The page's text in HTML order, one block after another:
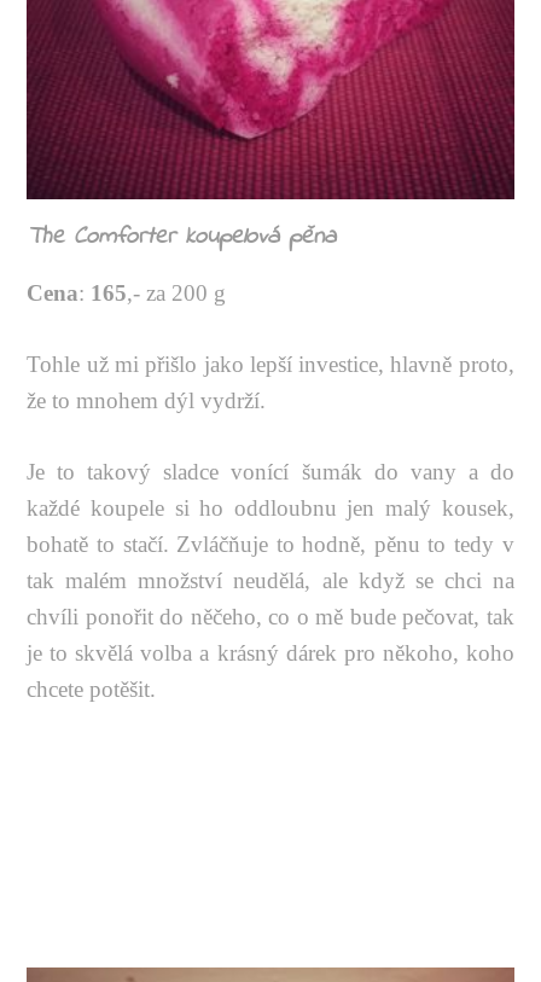
The Comforter koupelová pěna
Cena: 165,- za 200 g
Tohle už mi přišlo jako lepší investice, hlavně proto,
že to mnohem dýl vydrží.
Je to takový sladce vonící šumák do vany a do
každé koupele si ho oddloubnu jen malý kousek,
bohatě to stačí. Zvláčňuje to hodně, pěnu to tedy v
tak malém množství neudělá, ale když se chci na
chvíli ponořit do něčeho, co o mě bude pečovat, tak
je to skvělá volba a krásný dárek pro někoho, koho
chcete potěšit.